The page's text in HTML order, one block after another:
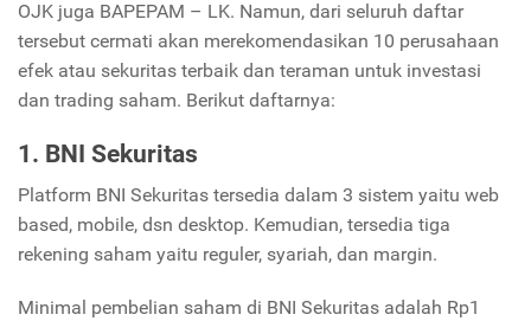
OJK juga BAPEPAM – LK. Namun, dari seluruh daftar
tersebut cermati akan merekomendasikan 10 perusahaan
efek atau sekuritas terbaik dan teraman untuk investasi
dan trading saham. Berikut daftarnya:
1. BNI Sekuritas
Platform BNI Sekuritas tersedia dalam 3 sistem yaitu web
based, mobile, dsn desktop. Kemudian, tersedia tiga
rekening saham yaitu reguler, syariah, dan margin.
Minimal pembelian saham di BNI Sekuritas adalah Rp1